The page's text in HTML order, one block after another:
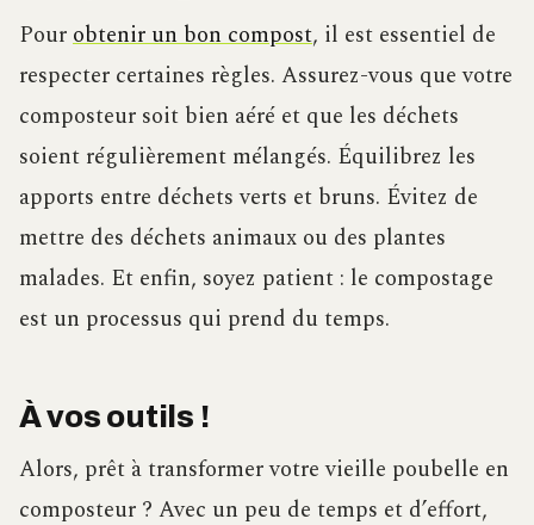
Pourobtenir un bon compost, il est essentiel de
respecter certaines règles. Assurez-vous que votre
composteur soit bien aéré et que les déchets
soient régulièrement mélangés. Équilibrez les
apports entre déchets verts et bruns. Évitez de
mettre des déchets animaux ou des plantes
malades. Et enfin, soyez patient : le compostage
est un processus qui prend du temps.
À vos outils !
Alors, prêt à transformer votre vieille poubelle en
composteur ? Avec un peu de temps et d’effort,